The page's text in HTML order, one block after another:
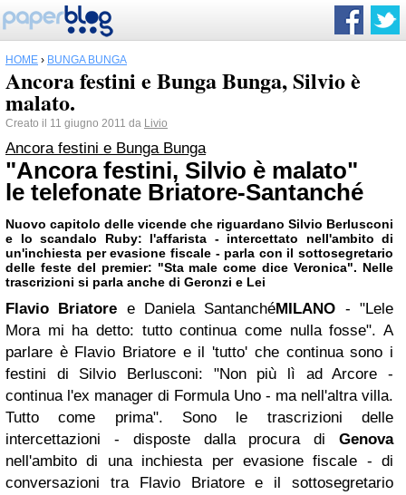
HOME › BUNGA BUNGA
Ancora festini e Bunga Bunga, Silvio è
malato.
Creato il 11 giugno 2011 da Livio
Ancora festini e Bunga Bunga
"Ancora festini, Silvio è malato"
le telefonate Briatore-Santanché
Nuovo capitolo delle vicende che riguardano Silvio Berlusconi
e lo scandalo Ruby: l'affarista - intercettato nell'ambito di
un'inchiesta per evasione fiscale - parla con il sottosegretario
delle feste del premier: "Sta male come dice Veronica". Nelle
trascrizioni si parla anche di Geronzi e Lei
Flavio Briatore e Daniela SantanchéMILANO - "Lele
Mora mi ha detto: tutto continua come nulla fosse". A
parlare è Flavio Briatore e il 'tutto' che continua sono i
festini di Silvio Berlusconi: "Non più lì ad Arcore -
continua l'ex manager di Formula Uno - ma nell'altra villa.
Tutto come prima". Sono le trascrizioni delle
intercettazioni - disposte dalla procura di Genova
nell'ambito di una inchiesta per evasione fiscale - di
conversazioni tra Flavio Briatore e il sottosegretario